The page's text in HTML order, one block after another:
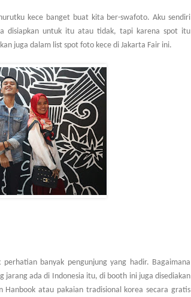
kece banget buat kita ber-swafoto. Aku sendiri
disiapkan untuk itu atau tidak, tapi karena spot itu
juga dalam list spot foto kece di Jakarta Fair ini.
banyak pengunjung yang hadir. Bagaimana
jarang ada di Indonesia itu, di booth ini juga disediakan
atau pakaian tradisional korea secara gratis